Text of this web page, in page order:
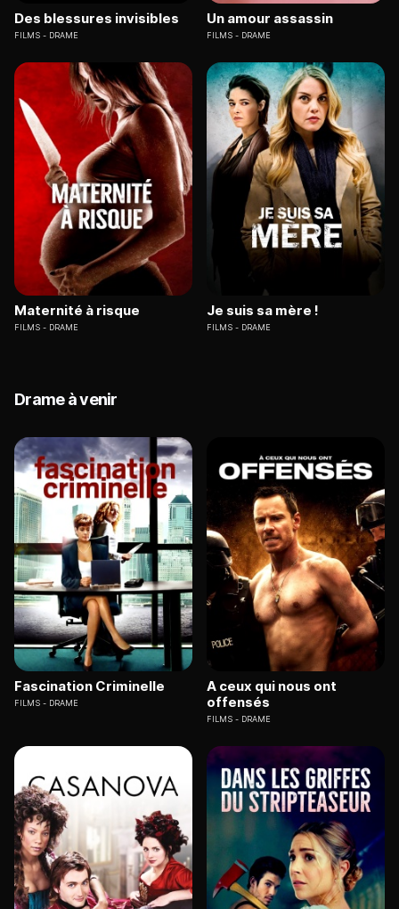
Des blessures invisibles
FILMS DRAME
Un amour assassin
FILMS DRAME
Maternité à risque
FILMS DRAME
Je suis sa mère !
FILMS DRAME
Drame à venir
Fascination Criminelle
FILMS DRAME
A ceux qui nous ont
offensés
FILMS DRAME